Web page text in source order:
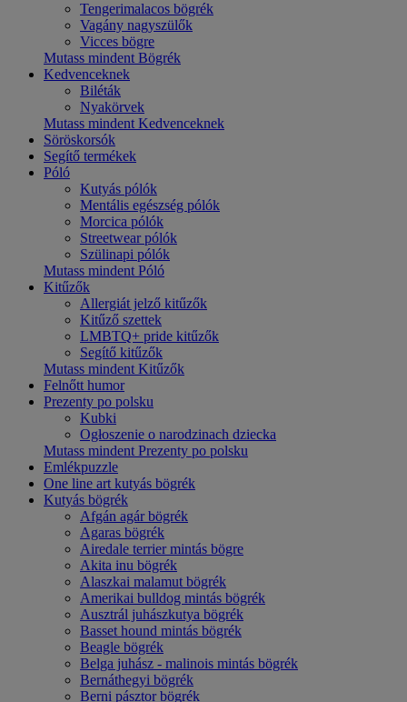
Tengerimalacos bögrék
Vagány nagyszülők
Vicces bögre
Mutass mindent Bögrék
Kedvenceknek
Biléták
Nyakörvek
Mutass mindent Kedvenceknek
Söröskorsók
Segítő termékek
Póló
Kutyás pólók
Mentális egészség pólók
Morcica pólók
Streetwear pólók
Szülinapi pólók
Mutass mindent Póló
Kitűzők
Allergiát jelző kitűzők
Kitűző szettek
LMBTQ+ pride kitűzők
Segítő kitűzők
Mutass mindent Kitűzők
Felnőtt humor
Prezenty po polsku
Kubki
Ogłoszenie o narodzinach dziecka
Mutass mindent Prezenty po polsku
Emlékpuzzle
One line art kutyás bögrék
Kutyás bögrék
Afgán agár bögrék
Agaras bögrék
Airedale terrier mintás bögre
Akita inu bögrék
Alaszkai malamut bögrék
Amerikai bulldog mintás bögrék
Ausztrál juhászkutya bögrék
Basset hound mintás bögrék
Beagle bögrék
Belga juhász - malinois mintás bögrék
Bernáthegyi bögrék
Berni pásztor bögrék